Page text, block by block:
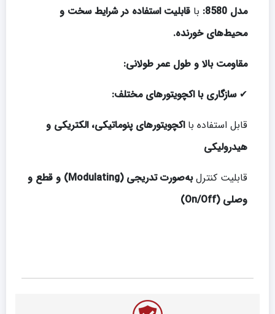
مدل 8580:
با قابلیت استفاده در شرایط سخت و
محیط‌های خورنده.
مقاومت بالا و طول عمر طولانی:
✔سازگاری با اکچویتورهای مختلف:
قابل استفاده بااکچویتورهای پنوماتیکی، الکتریکی و
هیدرولیکی
قابلیت کنترل
به‌صورت تدریجی (Modulating) و قطع و
وصلی (On/Off)